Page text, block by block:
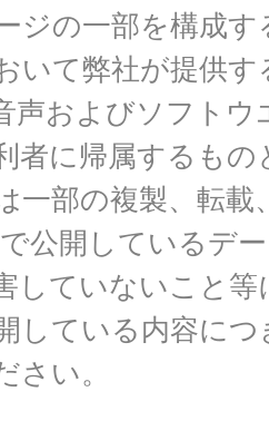
ジの一部を構成
いて弊社が提供
声およびソフト
者に帰属するも
一部の複製、転
公開しているデ
していないこと
している内容に
さい。